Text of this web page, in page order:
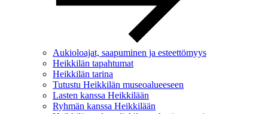
Aukioloajat, saapuminen ja esteettömyys
Heikkilän tapahtumat
Heikkilän tarina
Tutustu Heikkilän museoalueeseen
Lasten kanssa Heikkilään
Ryhmän kanssa Heikkilään